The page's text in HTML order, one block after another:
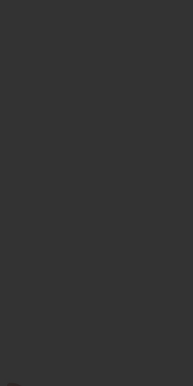
TO SEE MORE OPTIONS